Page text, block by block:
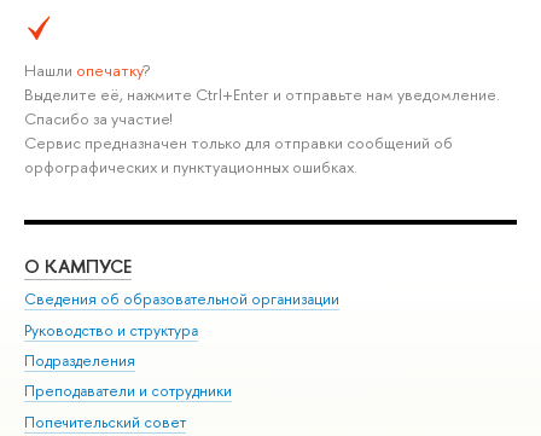
Нашли опечатку?
Выделите её, нажмите Ctrl+Enter и отправьте нам уведомление.
Спасибо за участие!
Сервис предназначен только для отправки сообщений об
орфографических и пунктуационных ошибках.
О КАМПУСЕ
Сведения об образовательной организации
Руководство и структура
Подразделения
Преподаватели и сотрудники
Попечительский совет